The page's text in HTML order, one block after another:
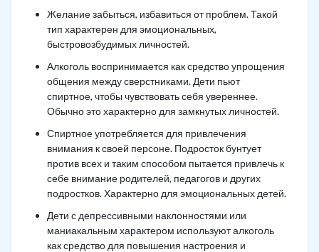
Желание забыться, избавиться от проблем. Такой
тип характерен для эмоциональных,
быстровозбудимых личностей.
Алкоголь воспринимается как средство упрощения
общения между сверстниками. Дети пьют
спиртное, чтобы чувствовать себя увереннее.
Обычно это характерно для замкнутых личностей.
Спиртное употребляется для привлечения
внимания к своей персоне. Подросток бунтует
против всех и таким способом пытается привлечь к
себе внимание родителей, педагогов и других
подростков. Характерно для эмоциональных детей.
Дети с депрессивными наклонностями или
маниакальным характером используют алкоголь
как средство для повышения настроения и